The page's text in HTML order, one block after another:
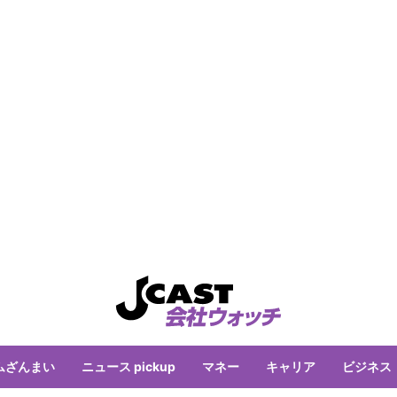
ざんまい ニュース pickup マネー キャリア ビジネス